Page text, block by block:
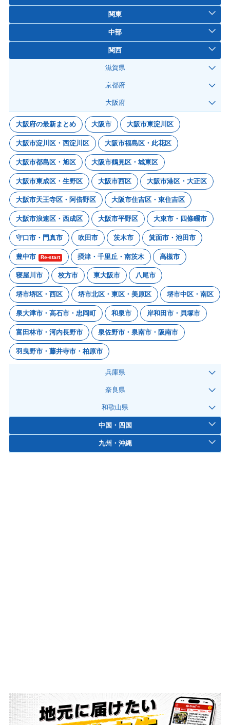
関東
中部
関西
滋賀県
京都府
大阪府
大阪府の最新まとめ 大阪市 大阪市東淀川区
大阪市淀川区・西淀川区 大阪市福島区・此花区
大阪市都島区・旭区 大阪市鶴見区・城東区
大阪市東成区・生野区 大阪市西区 大阪市港区・大正区
大阪市天王寺区・阿倍野区 大阪市住吉区・東住吉区
大阪市浪速区・西成区 大阪市平野区 大東市・四條畷市
守口市・門真市 吹田市 茨木市 箕面市・池田市
豊中市 Re-start 摂津・千里丘・南茨木 高槻市
寝屋川市 枚方市 東大阪市 八尾市
堺市堺区・西区 堺市北区・東区・美原区 堺市中区・南区
泉大津市・高石市・忠岡町 和泉市 岸和田市・貝塚市
富田林市・河内長野市 泉佐野市・泉南市・阪南市
羽曳野市・藤井寺市・柏原市
兵庫県
奈良県
和歌山県
中国・四国
九州・沖縄